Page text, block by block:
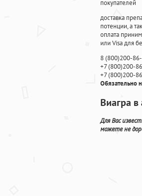
покупателей
доставка
потенции, а
оплата
или Visa для
8(800)200-
+7(800)200-
+7(800)200-
Обязательно
Виагра
Для Вас
можете не